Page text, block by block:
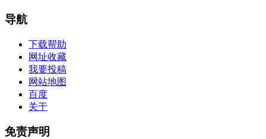
导航
下载帮助
网址收藏
我要投稿
网站地图
百度
关于
免责声明